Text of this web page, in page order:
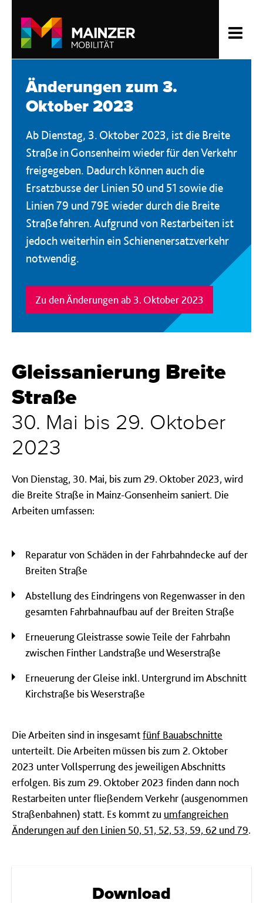
Änderungen zum 3.
Oktober 2023
Ab Dienstag, 3. Oktober 2023, ist die Breite
Straße in Gonsenheim wieder für den Verkehr
freigegeben. Dadurch können auch die
Ersatzbusse der Linien 50 und 51 sowie die
Linien 79 und 79E wieder durch die Breite
Straße fahren. Aufgrund von Restarbeiten ist
jedoch weiterhin ein Schienenersatzverkehr
notwendig.
Zu den Änderungen ab 3. Oktober 2023
Gleissanierung Breite
Straße
30. Mai bis 29. Oktober
2023
Von Dienstag, 30. Mai, bis zum 29. Oktober 2023, wird
die Breite Straße in Mainz-Gonsenheim saniert. Die
Arbeiten umfassen:
Reparatur von Schäden in der Fahrbahndecke auf der
Breiten Straße
Abstellung des Eindringens von Regenwasser in den
gesamten Fahrbahnaufbau auf der Breiten Straße
Erneuerung Gleistrasse sowie Teile der Fahrbahn
zwischen Finther Landstraße und Weserstraße
Erneuerung der Gleise inkl. Untergrund im Abschnitt
Kirchstraße bis Weserstraße
Die Arbeiten sind in insgesamtfünf Bauabschnitte
unterteilt. Die Arbeiten müssen bis zum 2. Oktober
2023 unter Vollsperrung des jeweiligen Abschnitts
erfolgen. Bis zum 29. Oktober 2023 finden dann noch
Restarbeiten unter fließendem Verkehr (ausgenommen
Straßenbahnen) statt. Es kommt zu umfangreichen
Änderungen auf den Linien 50, 51, 52, 53, 59, 62 und 79.
Download